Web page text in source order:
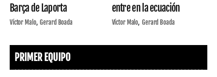
Barça de Laporta
Víctor Malo Gerard Boada
entre en la ecuación
Víctor Malo Gerard Boada
PRIMER EQUIPO